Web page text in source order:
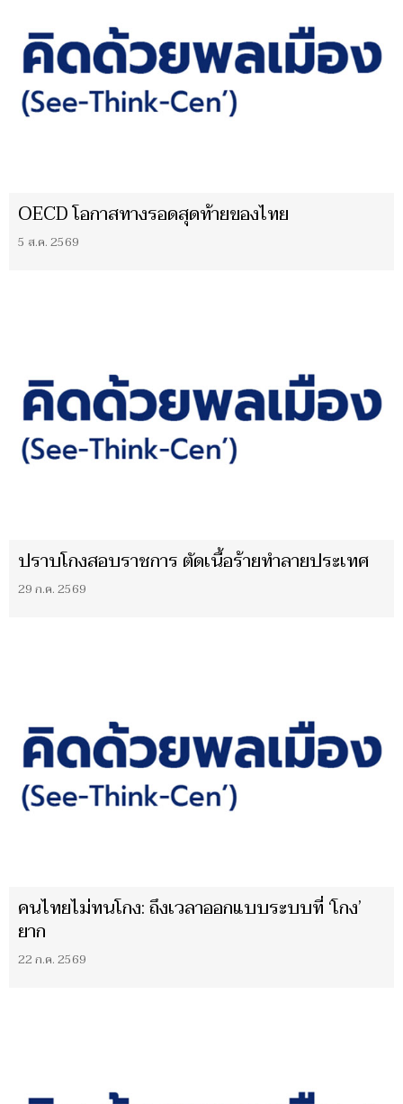
OECD โอกาสทางรอดสุดท้ายของไทย
5 ส.ค. 2569
ปราบโกงสอบราชการ ตัดเนื้อร้ายทำลายประเทศ
29 ก.ค. 2569
คนไทยไม่ทนโกง: ถึงเวลาออกแบบระบบที่ ‘โกง’
ยาก
22 ก.ค. 2569